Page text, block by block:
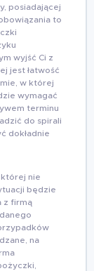
posiadającej
to
wyjść Ci z
jest łatwość
w której
wymagać
terminu
do spirali
dokładnie
której nie
będzie
z firmą
na